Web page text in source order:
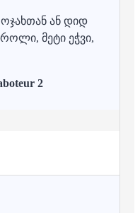
ან დიდ
მეტი ეჭვი,
2